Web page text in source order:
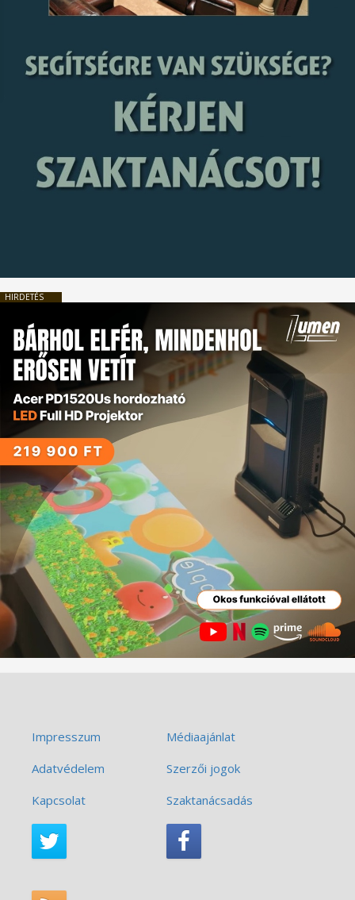
HIRDETÉS
Impresszum
Médiaajánlat
Adatvédelem
Szerzői jogok
Kapcsolat
Szaktanácsadás